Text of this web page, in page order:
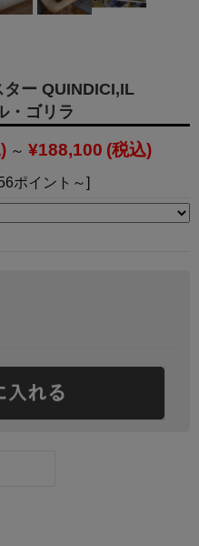
ター QUINDICI,IL
・ゴリラ
～ ¥188,100 (税込)
ポイント～]